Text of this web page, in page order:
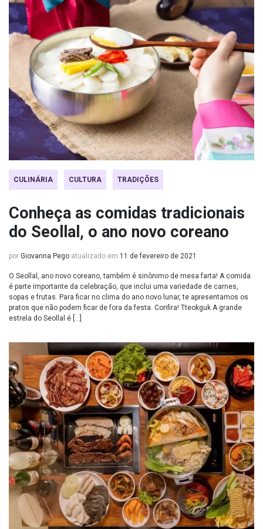
CULINÁRIA CULTURA TRADIÇÕES
Conheça as comidas tradicionais
do Seollal, o ano novo coreano
por Giovanna Pego atualizado em 11 de fevereiro de 2021
O Seollal, ano novo coreano, também é sinônimo de mesa farta! A comida
é parte importante da celebração, que inclui uma variedade de carnes,
sopas e frutas. Para ficar no clima do ano novo lunar, te apresentamos os
pratos que não podem ficar de fora da festa. Confira! Tteokguk A grande
estrela do Seollal é […]